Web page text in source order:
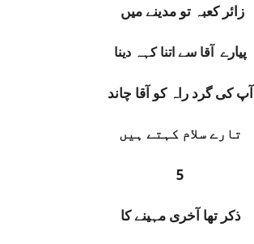
زائر کعبہ تو مدینے میں
پیارےآقا سے اتنا کہہ دینا
آپ کی گرد راہ کو آقا چاند
تارے سلام کہتے ہیں
5
ذکر تھا آخری مہینے کا